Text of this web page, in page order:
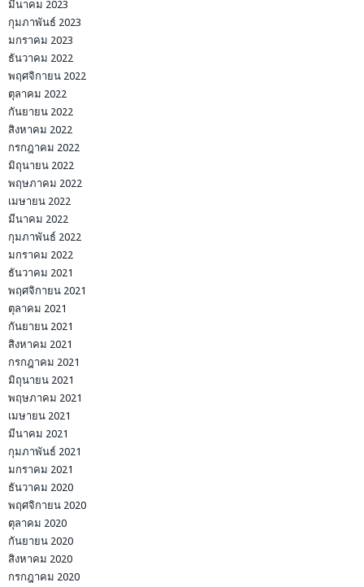
มีนาคม 2023
กุมภาพันธ์ 2023
มกราคม 2023
ธันวาคม 2022
พฤศจิกายน 2022
ตุลาคม 2022
กันยายน 2022
สิงหาคม 2022
กรกฎาคม 2022
มิถุนายน 2022
พฤษภาคม 2022
เมษายน 2022
มีนาคม 2022
กุมภาพันธ์ 2022
มกราคม 2022
ธันวาคม 2021
พฤศจิกายน 2021
ตุลาคม 2021
กันยายน 2021
สิงหาคม 2021
กรกฎาคม 2021
มิถุนายน 2021
พฤษภาคม 2021
เมษายน 2021
มีนาคม 2021
กุมภาพันธ์ 2021
มกราคม 2021
ธันวาคม 2020
พฤศจิกายน 2020
ตุลาคม 2020
กันยายน 2020
สิงหาคม 2020
กรกฎาคม 2020